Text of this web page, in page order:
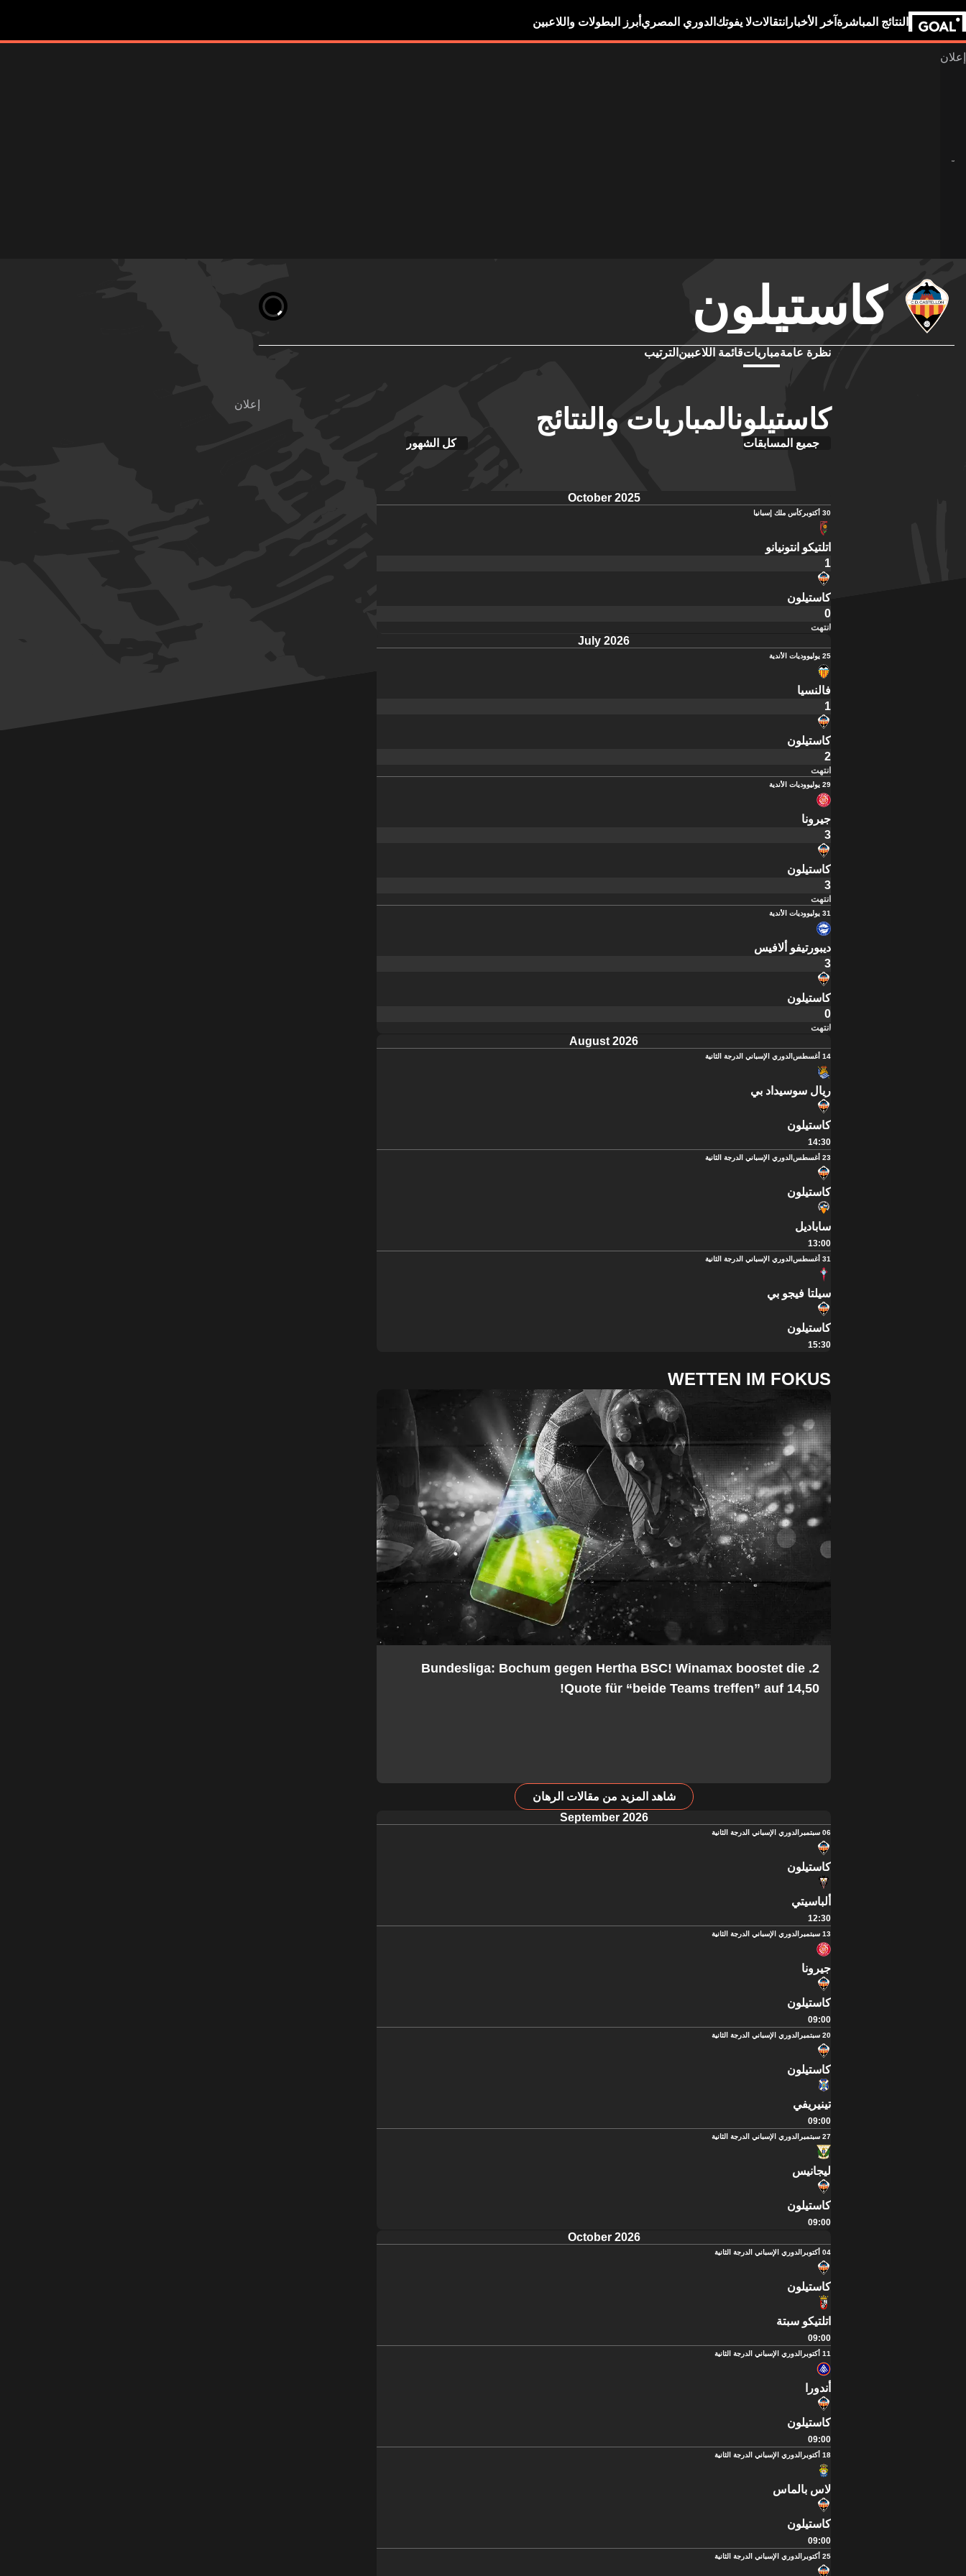
النتائج المباشرة آخر الأخبار انتقالاتلا يفوتك الدوري المصري أبرز البطولات واللاعبين
كاستيلون
نظرة عامةمبارياتقائمة اللاعبين الترتيب
كاستيلونالمباريات والنتائج
جميع المسابقات كل الشهور
October 2025
30 أكتوبر كأس ملك إسبانيا
اتلتيكو انتونيانو
1
كاستيلون
0
انتهت
July 2026
25 يوليو وديات الأندية
فالنسيا
1
كاستيلون
2
انتهت
29 يوليو وديات الأندية
جيرونا
3
كاستيلون
3
انتهت
31 يوليو وديات الأندية
ديبورتيفو ألافيس
3
كاستيلون
0
انتهت
August 2026
14 أغسطس الدوري الإسباني الدرجة الثانية
ريال سوسيداد بي
كاستيلون
14:30
23 أغسطس الدوري الإسباني الدرجة الثانية
كاستيلون
ساباديل
13:00
31 أغسطس الدوري الإسباني الدرجة الثانية
سيلتا فيجو بي
كاستيلون
15:30
WETTEN IM FOKUS
2. Bundesliga: Bochum gegen Hertha BSC! Winamax boostet die
Quote für “beide Teams treffen” auf 14,50!
شاهد المزيد من مقالات الرهان
September 2026
06 سبتمبر الدوري الإسباني الدرجة الثانية
كاستيلون
ألباسيتي
12:30
13 سبتمبر الدوري الإسباني الدرجة الثانية
جيرونا
كاستيلون
09:00
20 سبتمبر الدوري الإسباني الدرجة الثانية
كاستيلون
تينيريفي
09:00
27 سبتمبر الدوري الإسباني الدرجة الثانية
ليجانيس
كاستيلون
09:00
October 2026
04 أكتوبر الدوري الإسباني الدرجة الثانية
كاستيلون
اتلتيكو سبتة
09:00
11 أكتوبر الدوري الإسباني الدرجة الثانية
أندورا
كاستيلون
09:00
18 أكتوبر الدوري الإسباني الدرجة الثانية
لاس بالماس
كاستيلون
09:00
25 أكتوبر الدوري الإسباني الدرجة الثانية